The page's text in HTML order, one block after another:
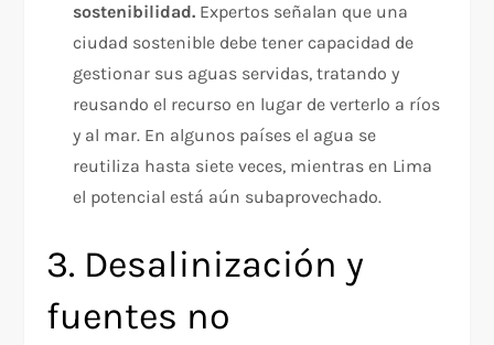
sostenibilidad. Expertos señalan que una
ciudad sostenible debe tener capacidad de
gestionar sus aguas servidas, tratando y
reusando el recurso en lugar de verterlo a ríos
y al mar. En algunos países el agua se
reutiliza hasta siete veces, mientras en Lima
el potencial está aún subaprovechado.​
3. Desalinización y
fuentes no